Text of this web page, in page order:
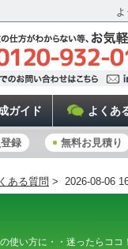
よ
ガイド よくあ
録 無料お見積り
ある質問 > 2026-08-06
使い方に・・迷ったらココ！